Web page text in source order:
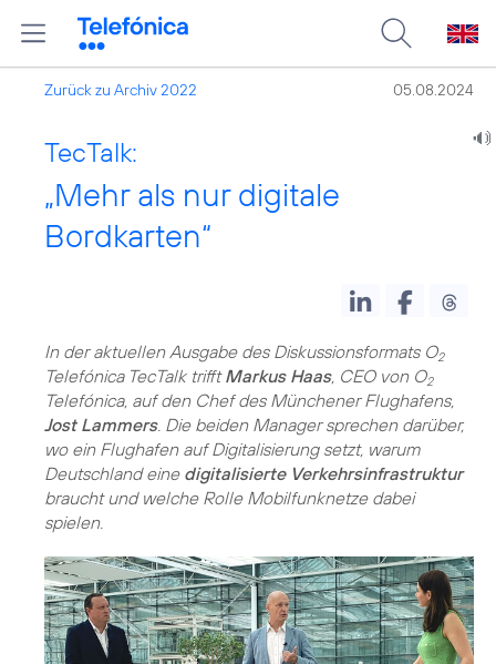
Zurück zu Archiv 2022 05.08.2024
TecTalk:
„Mehr als nur digitale
Bordkarten“
In der aktuellen Ausgabe des Diskussionsformats O2
Telefónica TecTalk trifftMarkus Haas, CEO von O2
Telefónica, auf den Chef des Münchener Flughafens,
Jost Lammers. Die beiden Manager sprechen darüber,
wo ein Flughafen auf Digitalisierung setzt, warum
Deutschland eine digitalisierte Verkehrsinfrastruktur
braucht und welche Rolle Mobilfunknetze dabei
spielen.